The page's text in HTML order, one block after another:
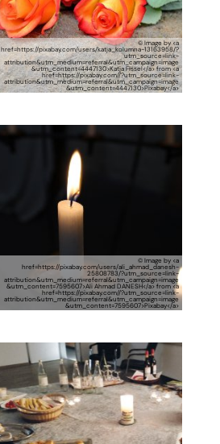
© Image by <a
href=https://pixabay.com/users/katja_kolumna-13163958/?
utm_source=link-
attribution&utm_medium=referral&utm_campaign=image
&utm_content=4447130>Katja Fissel</a> from <a
href=https://pixabay.com//?utm_source=link-
attribution&utm_medium=referral&utm_campaign=image
&utm_content=4447130>Pixabay</a>
© Image by <a
href=https://pixabay.com/users/ali_ahmad_danesh-
25808783/?utm_source=link-
attribution&utm_medium=referral&utm_campaign=image
&utm_content=7595607>Ali Ahmad DANESH</a> from <a
href=https://pixabay.com//?utm_source=link-
attribution&utm_medium=referral&utm_campaign=image
&utm_content=7595607>Pixabay</a>